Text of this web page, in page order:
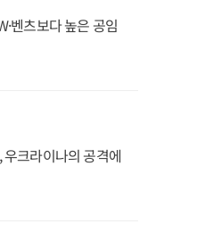
벤츠보다 높은 공임
크라이나의 공격에